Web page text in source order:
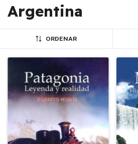
Argentina
ORDENAR